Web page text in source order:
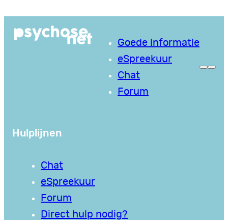
naar
Goede informatie
eSpreekuur
Chat
Forum
Hulplijnen
Chat
eSpreekuur
Forum
Direct hulp nodig?